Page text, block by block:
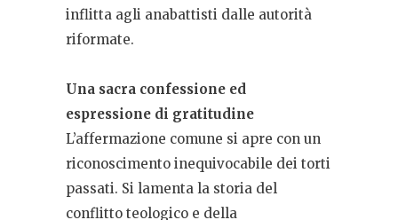
inflitta agli anabattisti dalle autorità
riformate.
Una sacra confessione ed
espressione di gratitudine
L’affermazione comune si apre con un
riconoscimento inequivocabile dei torti
passati. Si lamenta la storia del
conflitto teologico e della